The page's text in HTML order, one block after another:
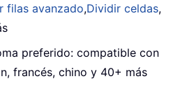
filas avanzado,Dividir celdas,
preferido: compatible con
francés, chino y 40+ más